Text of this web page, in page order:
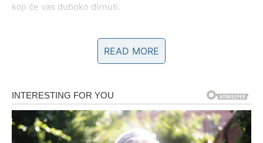
koji će vas duboko dirnuti.
Na poslovnom planu očekuje vas osjećaj sigurnosti i
potvrda da se trud isplati.
Lav
Lavovima naredna 72 sata donose priznanje koje će im
mnogo značiti. Vaše sposobnosti biće prepoznate, a
READ MORE